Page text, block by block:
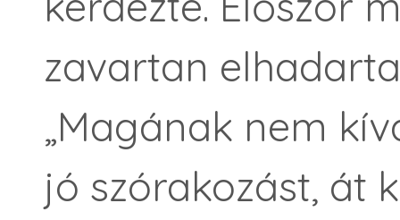
zavartan
„Magának nem
jó szórakozást, át